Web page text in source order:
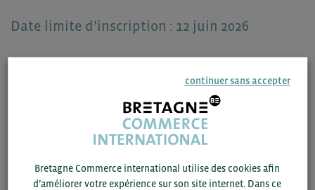
Date limite d’inscription : 12 juin 2026
En vous inscrivant à ces rdv acheteurs vous reconnaissez
avoir pris connaissance desCGV de BCIet des
continuer sans accepter
Bretagne Commerce international utilise des cookies afin
d’améliorer votre expérience sur son site internet. Dans ce